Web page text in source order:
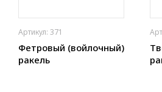
Артикул: 371
Фетровый (войлочный)
ракель